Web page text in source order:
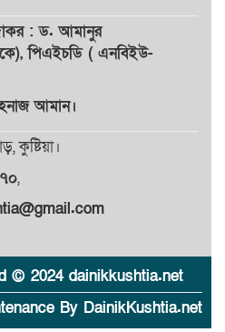
: ড. আমানুর
পিএইচডি ( এনবিইউ-
আমান।
কুষ্টিয়া।
,
© 2024 dainikkushtia.net
By DainikKushtia.net